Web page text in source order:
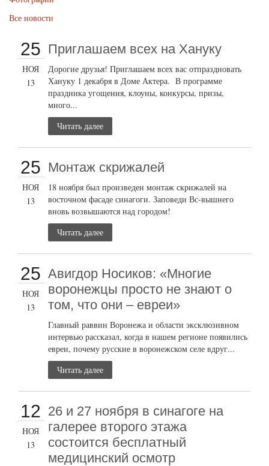
Все новости
25
НОЯ
13
Приглашаем всех на Хануку
Дорогие друзья! Приглашаем всех вас отпраздновать
Хануку 1 декабря в Доме Актера. В программе
праздника угощения, клоуны, конкурсы, призы,
много...
Читать далее
25
НОЯ
13
Монтаж скрижалей
18 ноября был произведен монтаж скрижалей на
восточном фасаде синагоги. Заповеди Вс-вышнего
вновь возвышаются над городом!
Читать далее
25
НОЯ
13
Авигдор Носиков: «Многие
воронежцы просто не знают о
том, что они – евреи»
Главный раввин Воронежа и области эксклюзивном
интервью рассказал, когда в нашем регионе появились
евреи, почему русские в воронежском селе вдруг...
Читать далее
12
НОЯ
13
26 и 27 ноября в синагоге на
галерее второго этажа
состоится бесплатный
медицинский осмотр